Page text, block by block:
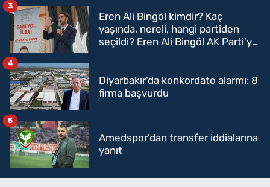
Eren Ali Bingöl kimdir? Kaç
yaşında, nereli, hangi partiden
seçildi? Eren Ali Bingöl AK Parti'ye
3
Diyarbakır'da konkordato alarmı: 8
firma başvurdu
4
Amedspor’dan transfer iddialarına
yanıt
5